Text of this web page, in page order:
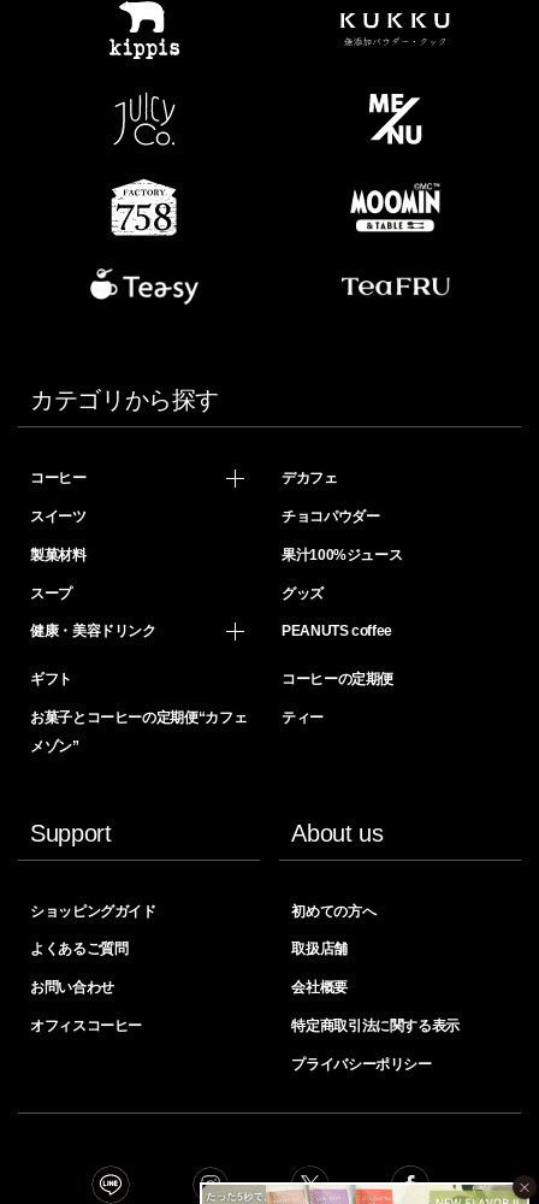
×
カテゴリから探す
コーヒー デカフェ
スイーツ チョコパウダー
製菓材料 果汁100%ジュース
スープ グッズ
健康・美容ドリンク PEANUTS coffee
ギフト コーヒーの定期便
お菓子とコーヒーの定期便“カフェ
メゾン”
ティー
Support
ショッピングガイド
よくあるご質問
お問い合わせ
オフィスコーヒー
About us
初めての方へ
取扱店舗
会社概要
特定商取引法に関する表示
プライバシーポリシー